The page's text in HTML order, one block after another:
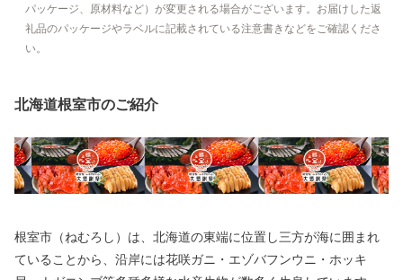
パッケージ、原材料など）が変更される場合がございます。お届けした返
礼品のパッケージやラベルに記載されている注意書きなどをご確認くださ
い。
北海道根室市のご紹介
根室市（ねむろし）は、北海道の東端に位置し三方が海に囲まれ
ていることから、沿岸には花咲ガニ・エゾバフンウニ・ホッキ